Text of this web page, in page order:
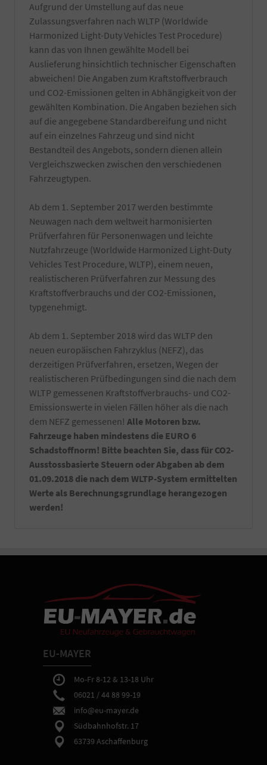
die
Zulassung
EU-
Fahrzeuges
benötigt.
Informieren
sich
dazu
am
besten
Ihrer
örtlichen
wird
durch
einen
TÜV-
Angestellten
Gutachter
durchgeführt.
Betrieb
zusätzlich
Hand
gewaschen
und
falls
vorhanden
von
Wachs-
und
Kleberückstände
entfernt.
Zuzüglich
einer
von
z.T.
schwer
entfernbaren
produktionsseitigen
Rückständen.
Es
werden
verwendet
und
natürlich
nur
von
Hand
gewaschen.
Die
Reinigung
erfolgt
kurz
vor
Fahrzeugabholung
bzw.
Fahrzeugübergabe.
-
Ein
Satz
Kennzeichenverstärker
montiert
Sie
Aschaffenburg
Aufgrund der Umstellung auf das neue
Zulassungsverfahren nach WLTP (Worldwide
Harmonized Light-Duty Vehicles Test Procedure)
kann das von Ihnen gewählte Modell bei
Auslieferung hinsichtlich technischer Eigenschaften
abweichen! Die Angaben zum Kraftstoffverbrauch
und CO2-Emissionen gelten in Abhängigkeit von der
gewählten Kombination. Die Angaben beziehen sich
auf die angegebene Standardbereifung und nicht
auf ein einzelnes Fahrzeug und sind nicht
Bestandteil des Angebots, sondern dienen allein
Vergleichszwecken zwischen den verschiedenen
Fahrzeugtypen.
Ab dem 1. September 2017 werden bestimmte
Neuwagen nach dem weltweit harmonisierten
Prüfverfahren für Personenwagen und leichte
Nutzfahrzeuge (Worldwide Harmonized Light-Duty
Vehicles Test Procedure, WLTP), einem neuen,
realistischeren Prüfverfahren zur Messung des
Kraftstoffverbrauchs und der CO2-Emissionen,
typgenehmigt.
Ab dem 1. September 2018 wird das WLTP den
neuen europäischen Fahrzyklus (NEFZ), das
derzeitigen Prüfverfahren, ersetzen, Wegen der
realistischeren Prüfbedingungen sind die nach dem
WLTP gemessenen Kraftstoffverbrauchs- und CO2-
Emissionswerte in vielen Fällen höher als die nach
dem NEFZ gemessenen! Alle Motoren bzw.
Fahrzeuge haben mindestens die EURO 6
Schadstoffnorm! Bitte beachten Sie, dass für CO2-
Ausstossbasierte Steuern oder Abgaben ab dem
01.09.2018 die nach dem WLTP-System ermittelten
Werte als Berechnungsgrundlage herangezogen
werden!
EU-MAYER
Mo-Fr 8-12 & 13-18 Uhr
06021 / 44 88 99-19
info@eu-mayer.de
Südbahnhofstr. 17
63739 Aschaffenburg